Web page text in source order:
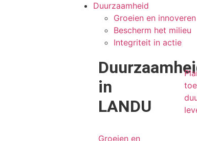
Duurzaamheid
Groeien en innoveren
Bescherm het milieu
Integriteit in actie
in
LANDU
Groeien en